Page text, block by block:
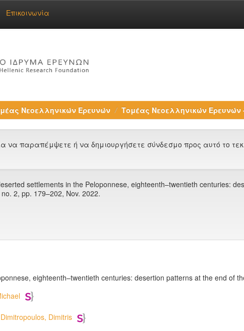
Επικοινωνία
Νεοελληνικών Ερευνών Τομέας Νεοελληνικών Ερευνών
να παραπέμψετε ή να δημιουργήσετε σύνδεσμο προς αυτό το
settlements in the Peloponnese, eighteenth–twentieth centuries:
2, pp. 179–202, Nov. 2022.
eighteenth–twentieth centuries: desertion patterns at the end of
Dimitropoulos, Dimitris